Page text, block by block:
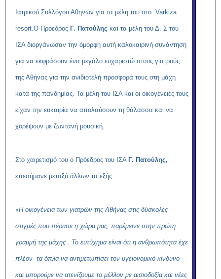
Ιατρικού Συλλόγου Αθηνών για τα μέλη του στο Varkiza
resort.O Πρόεδρος Γ. Πατούλης και τα μέλη του Δ. Σ του
ΙΣΑ διοργάνωσαν την όμορφη αυτή καλοκαιρινή συνάντηση
για να εκφράσουν ένα μεγάλο ευχαριστώ στους γιατρούς
της Αθήνας για την ανιδιοτελή προσφορά τους στη μάχη
κατά της πανδημίας. Τα μέλη του ΙΣΑ και οι οικογένειές τους
είχαν την ευκαιρία να απολαύσουν τη θάλασσα και να
χορέψουν με ζωντανή μουσική.
Στο χαιρετισμό του ο Πρόεδρος του ΙΣΑ Γ. Πατούλης,
επεσήμανε μεταξύ άλλων τα εξής:
«Η οικογένεια των γιατρών της Αθήνας στις δύσκολες
στιγμές που πέρασε η χώρα μας, παρέμεινε στην πρώτη
γραμμή της μάχης . Το ευτύχημα είναι ότι η ανθρωπότητα έχε
πλέον τα όπλα να αντιμετωπίσει τον υγειονομικό κίνδυνο
και μπορούμε να ατενίζουμε το μέλλον με αισιοδοξία και νέες